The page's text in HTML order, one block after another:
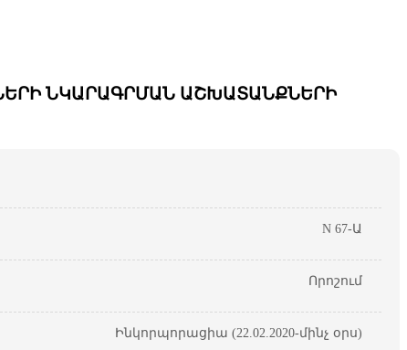
ՆԿԱՐԱԳՐՄԱՆ ԱՇԽԱՏԱՆՔՆԵՐԻ
N 67-Ա
Որոշում
Ինկորպորացիա (22.02.2020-մինչ օրս)